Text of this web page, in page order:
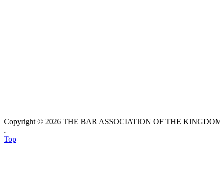
Copyright © 2026 THE BAR ASSOCIATION OF THE
.
Top